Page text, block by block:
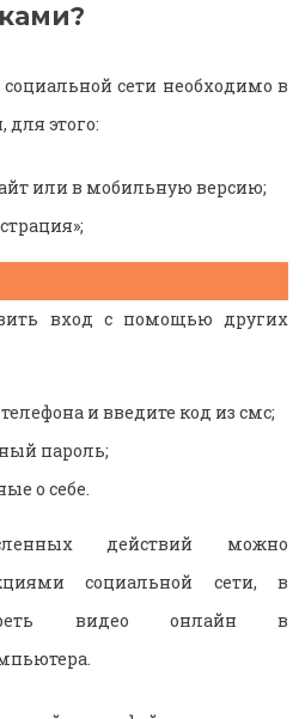
сети необходимо в
для этого:
или в мобильную версию;
вход с помощью других
и введите код из смс;
пароль;
о себе.
действий можно
социальной сети, в
видео онлайн в